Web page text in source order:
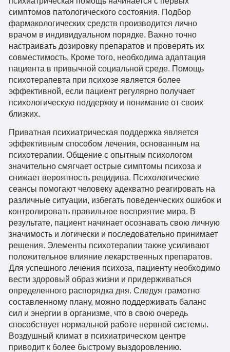
симптомов патологического состояния. Подбор
фармакологических средств производится лично
врачом в индивидуальном порядке. Важно точно
настраивать дозировку препаратов и проверять их
совместимость. Кроме того, необходима адаптация
пациента в привычной социальной среде. Помощь
психотерапевта при психозе является более
эффективной, если пациент регулярно получает
психологическую поддержку и понимание от своих
близких.
Приватная психиатрическая поддержка является
эффективным способом лечения, основанным на
психотерапии. Общение с опытным психологом
значительно смягчает острые симптомы психоза и
снижает вероятность рецидива. Психологические
сеансы помогают человеку адекватно реагировать на
различные ситуации, избегать поведенческих ошибок и
контролировать правильное восприятие мира. В
результате, пациент начинает осознавать свою личную
значимость и логически и последовательно принимает
решения. Элементы психотерапии также усиливают
положительное влияние лекарственных препаратов.
Для успешного лечения психоза, пациенту необходимо
вести здоровый образ жизни и придерживаться
определенного распорядка дня. Следуя грамотно
составленному плану, можно поддерживать баланс
сил и энергии в организме, что в свою очередь
способствует нормальной работе нервной системы.
Воздушный климат в психиатрическом центре
приводит к более быстрому выздоровлению.